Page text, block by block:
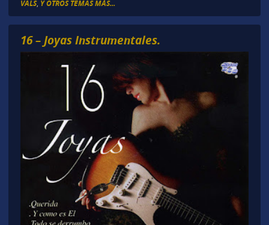
VALS, Y OTROS TEMAS MÁS...
16 – Joyas Instrumentales.